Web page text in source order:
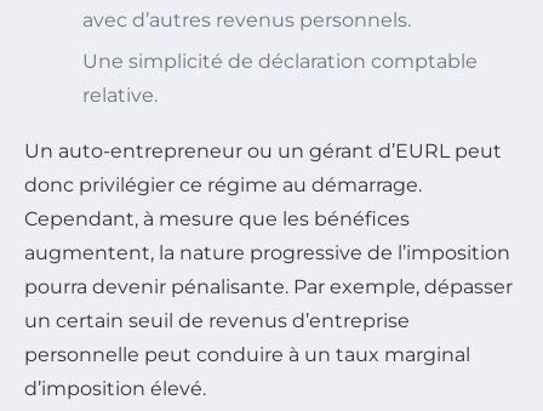
avec d’autres revenus personnels.
Une simplicité de déclaration comptable
relative.
Un auto-entrepreneur ou un gérant d’EURL peut
donc privilégier ce régime au démarrage.
Cependant, à mesure que les bénéfices
augmentent, la nature progressive de l’imposition
pourra devenir pénalisante. Par exemple, dépasser
un certain seuil de revenus d’entreprise
personnelle peut conduire à un taux marginal
d’imposition élevé.